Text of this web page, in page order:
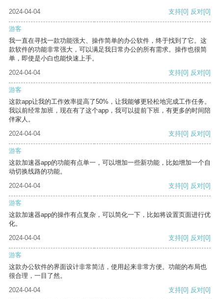
2024-04-04 支持[0] 反对[0]
游客
我一直在寻找一款功能强大、操作简单的办公软件，终于找到了它。这
款软件的功能非常强大，可以满足我日常办公的所有需求。操作也很简
单，即使是小白也能快速上手。
2024-04-04
支持[0] 反对[0]
游客
这款app让我的工作效率提高了50%，让我能够更轻松地完成工作任务。
我以前经常加班，现在有了这个app，我可以提前下班，有更多的时间陪
伴家人。
2024-04-04
支持[0] 反对[0]
游客
这款加速器app的功能有点单一，可以增加一些新功能，比如增加一个自
动切换线路的功能。
2024-04-04
支持[0] 反对[0]
游客
这款加速器app的操作有点复杂，可以简化一下，比如将设置页面进行优
化。
2024-04-04
支持[0] 反对[0]
游客
这款办公软件的界面设计非常简洁，使用起来非常方便。功能的布局也
很合理，一目了然。
2024-04-04
支持[0] 反对[0]